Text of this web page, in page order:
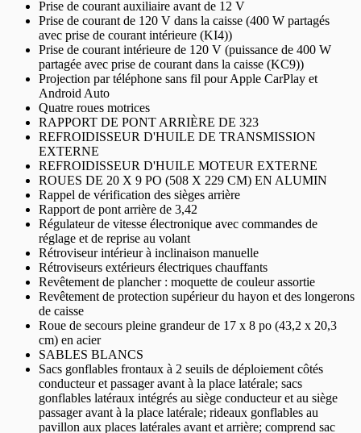
Prise de courant auxiliaire avant de 12 V
Prise de courant de 120 V dans la caisse (400 W partagés
avec prise de courant intérieure (KI4))
Prise de courant intérieure de 120 V (puissance de 400 W
partagée avec prise de courant dans la caisse (KC9))
Projection par téléphone sans fil pour Apple CarPlay et
Android Auto
Quatre roues motrices
RAPPORT DE PONT ARRIÈRE DE 323
REFROIDISSEUR D'HUILE DE TRANSMISSION
EXTERNE
REFROIDISSEUR D'HUILE MOTEUR EXTERNE
ROUES DE 20 X 9 PO (508 X 229 CM) EN ALUMIN
Rappel de vérification des sièges arrière
Rapport de pont arrière de 3,42
Régulateur de vitesse électronique avec commandes de
réglage et de reprise au volant
Rétroviseur intérieur à inclinaison manuelle
Rétroviseurs extérieurs électriques chauffants
Revêtement de plancher : moquette de couleur assortie
Revêtement de protection supérieur du hayon et des longerons
de caisse
Roue de secours pleine grandeur de 17 x 8 po (43,2 x 20,3
cm) en acier
SABLES BLANCS
Sacs gonflables frontaux à 2 seuils de déploiement côtés
conducteur et passager avant à la place latérale; sacs
gonflables latéraux intégrés au siège conducteur et au siège
passager avant à la place latérale; rideaux gonflables au
pavillon aux places latérales avant et arrière; comprend sac